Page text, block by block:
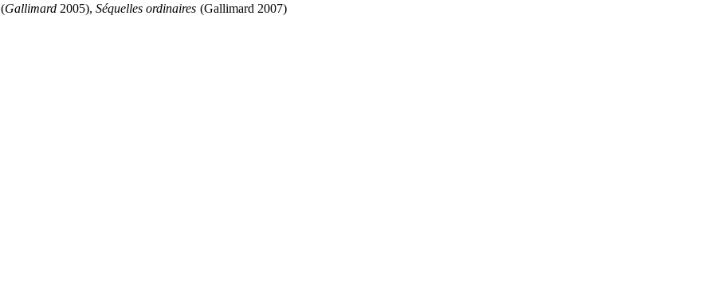
(Gallimard2005),Séquelles ordinaires (Gallimard 2007)